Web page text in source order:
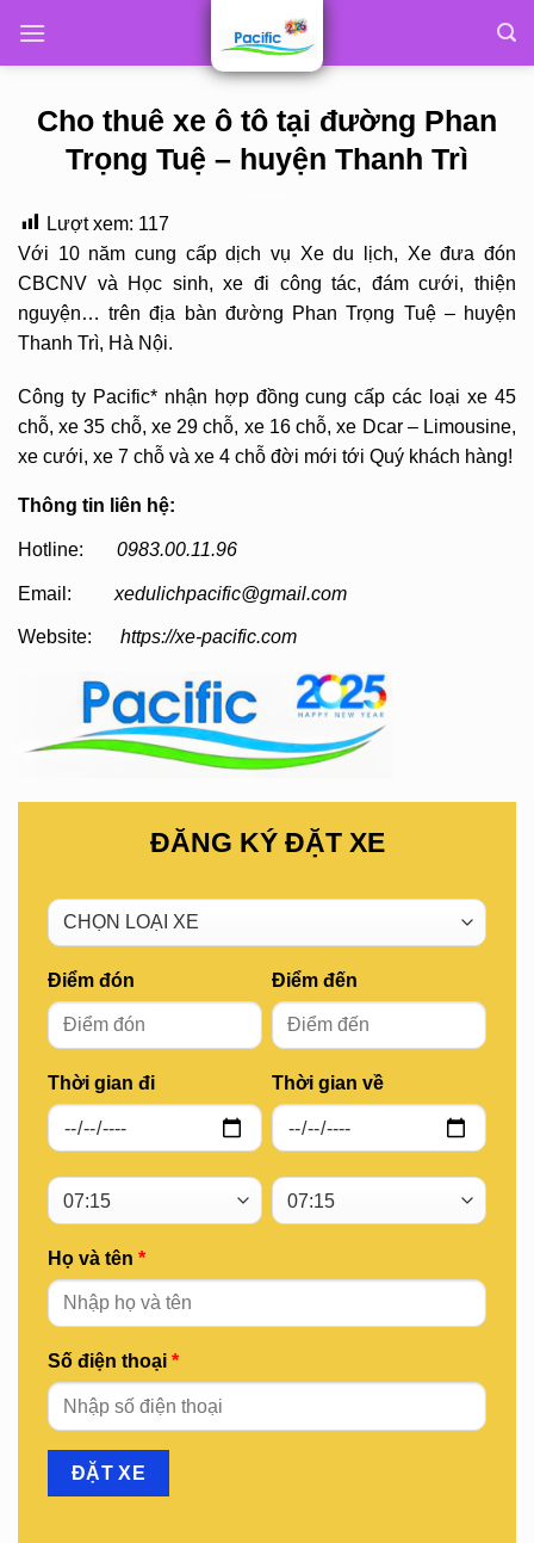
Cho thuê xe ô tô tại đường Phan
Trọng Tuệ – huyện Thanh Trì
Lượt xem: 117
Với 10 năm cung cấp dịch vụ Xe du lịch, Xe đưa đón
CBCNV và Học sinh, xe đi công tác, đám cưới, thiện
nguyện… trên địa bàn đường Phan Trọng Tuệ – huyện
Thanh Trì, Hà Nội.
Công ty Pacific* nhận hợp đồng cung cấp các loại xe 45
chỗ, xe 35 chỗ, xe 29 chỗ, xe 16 chỗ, xe Dcar – Limousine,
xe cưới, xe 7 chỗ và xe 4 chỗ đời mới tới Quý khách hàng!
Thông tin liên hệ:
Hotline: 0983.00.11.96
Email: xedulichpacific@gmail.com
Website: https://xe-pacific.com
ĐĂNG KÝ ĐẶT XE
Điểm đón
Thời gian đi
Điểm đến
Thời gian về
Họ và tên *
Số điện thoại *